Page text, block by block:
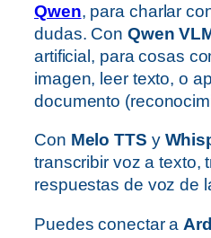
Qwen, para charlar
dudas. Con Qwen
artificial, para cosas
imagen, leer texto, o
documento
Con Melo TTS y
transcribir voz a texto,
respuestas de voz de
Puedes conectar a